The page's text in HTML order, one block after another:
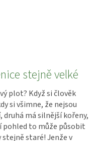
stejně velké
plot? Když si člověk
si všimne, že nejsou
druhá má silnější kořeny,
pohled to může působit
staré! Jenže v